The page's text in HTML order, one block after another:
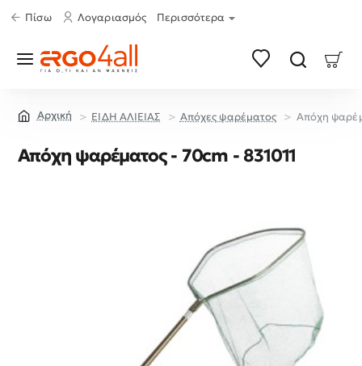
Πίσω Λογαριασμός Περισσότερα
ΕΙΔΗ ΑΛΙΕΙΑΣ Απόχες ψαρέματος Απόχη
Απόχη ψαρέματος - 70cm - 831011